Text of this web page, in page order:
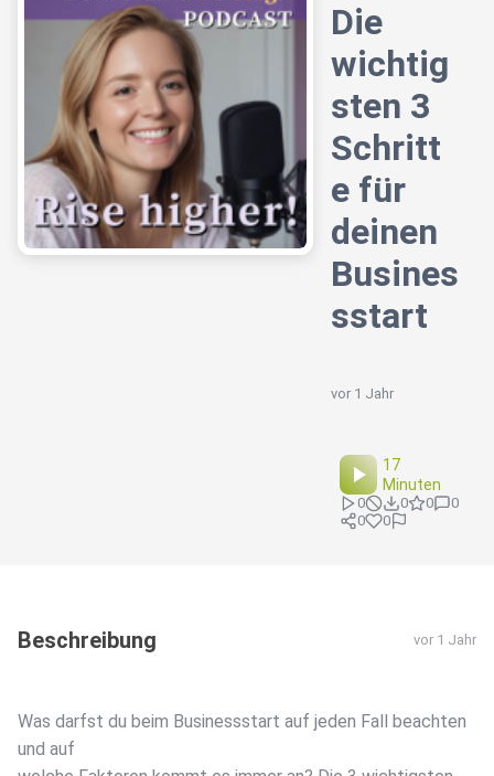
Die
wichtig
sten 3
Schritt
e für
deinen
Busines
sstart
vor 1 Jahr
17
Minuten
0 0 0
0
0
0
Beschreibung vor 1 Jahr
Was darfst du beim Businessstart auf jeden Fall beachten
und auf